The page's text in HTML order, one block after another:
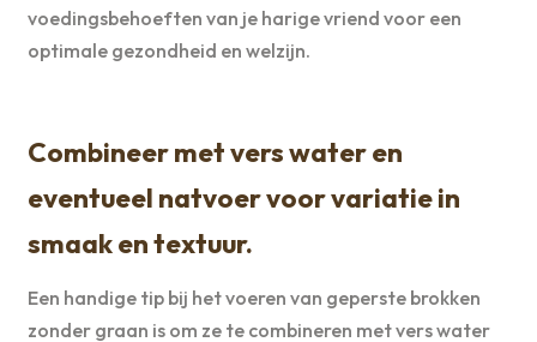
voedingsbehoeften van je harige vriend voor een
optimale gezondheid en welzijn.
Combineer met vers water en
eventueel natvoer voor variatie in
smaak en textuur.
Een handige tip bij het voeren van geperste brokken
zonder graan is om ze te combineren met vers water